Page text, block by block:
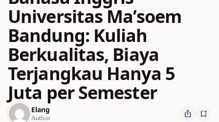
Universitas Ma’soem
Bandung: Kuliah
Berkualitas, Biaya
Terjangkau Hanya 5
Juta per Semester
Elang
Author ios_share bookmark_add